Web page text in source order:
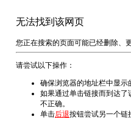
无法找到该网页
您正在搜索的页面可能已经删除、
请尝试以下操作：
确保浏览器的地址栏中显示
如果通过单击链接而到达
不正确。
单击后退按钮尝试另一个链